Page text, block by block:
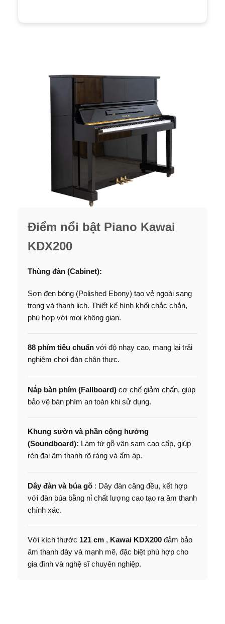
Điểm nổi bật Piano Kawai
KDX200
Thùng đàn (Cabinet):
Sơn đen bóng (Polished Ebony) tạo vẻ ngoài sang
trọng và thanh lịch. Thiết kế hình khối chắc chắn,
phù hợp với mọi không gian.
88 phím tiêu chuẩn với độ nhạy cao, mang lại trải
nghiệm chơi đàn chân thực.
Nắp bàn phím (Fallboard) cơ chế giảm chấn, giúp
bảo vệ bàn phím an toàn khi sử dụng.
Khung sườn và phần cộng hưởng
(Soundboard): Làm từ gỗ vân sam cao cấp, giúp
rèn đại âm thanh rõ ràng và ấm áp.
Dây đàn và búa gõ : Dây đàn căng đều, kết hợp
với đàn búa bằng nỉ chất lượng cao tạo ra âm thanh
chính xác.
Với kích thước 121 cm , Kawai KDX200 đảm bảo
âm thanh dày và mạnh mẽ, đặc biệt phù hợp cho
gia đình và nghệ sĩ chuyên nghiệp.